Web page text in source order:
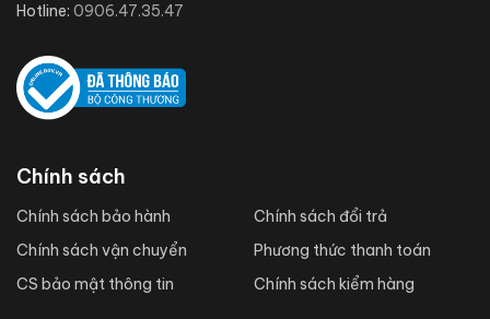
Hotline: 0906.47.35.47
Chính sách
Chính sách bảo hành
Chính sách vận chuyển
CS bảo mật thông tin
Chính sách đổi trả
Phương thức thanh toán
Chính sách kiểm hàng